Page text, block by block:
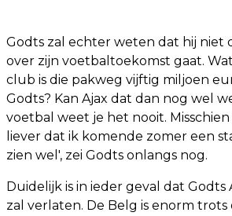
Godts zal echter weten dat hij niet
over zijn voetbaltoekomst gaat.
club is die pakweg vijftig miljoen
Godts? Kan Ajax dat dan nog wel
voetbal weet je het nooit.
liever dat ik komende zomer een
zien wel', zei Godts onlangs nog.
Duidelijk is in ieder geval dat Godts
zal verlaten. De Belg is enorm trots